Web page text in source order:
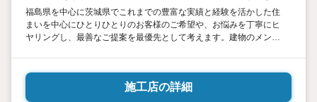
福島県を中心に茨城県でこれまでの豊富な実績と経験を活かした住
まいを中心にひとりひとりのお客様のご希望や、お悩みを丁寧にヒ
ヤリングし、最善なご提案を最優先として考えます。建物のメンテ
施工店の詳細